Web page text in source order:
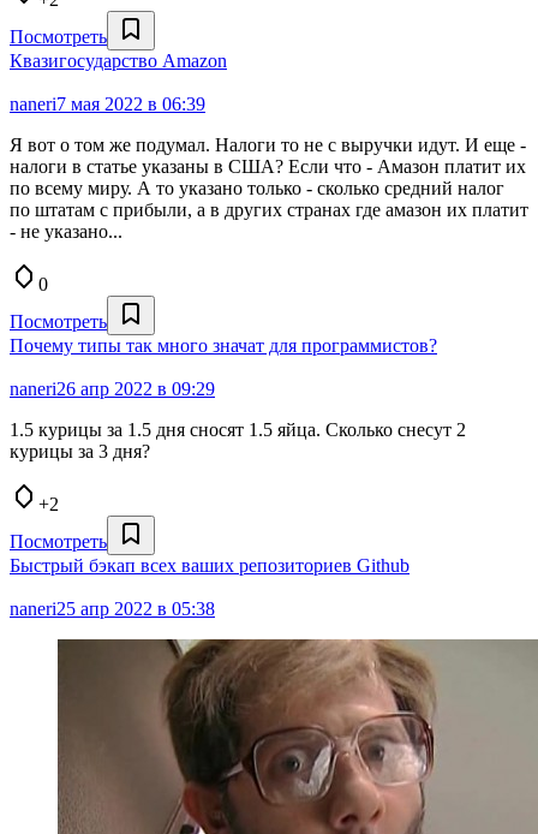
Посмотреть
Квазигосударство Amazon
naneri7 мая 2022 в 06:39
Я вот о том же подумал. Налоги то не с выручки идут. И еще -
налоги в статье указаны в США? Если что - Амазон платит их
по всему миру. А то указано только - сколько средний налог
по штатам с прибыли, а в других странах где амазон их платит
- не указано...
0
Посмотреть
Почему типы так много значат для программистов?
naneri26 апр 2022 в 09:29
1.5 курицы за 1.5 дня сносят 1.5 яйца. Сколько снесут 2
курицы за 3 дня?
+2
Посмотреть
Быстрый бэкап всех ваших репозиториев Github
naneri25 апр 2022 в 05:38